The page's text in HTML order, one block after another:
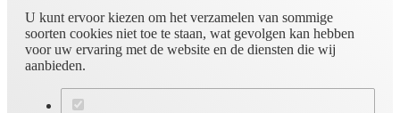
U kunt ervoor kiezen om het verzamelen van sommige
soorten cookies niet toe te staan, wat gevolgen kan hebben
voor uw ervaring met de website en de diensten die wij
aanbieden.